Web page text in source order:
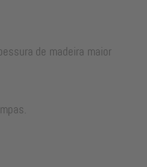
de madeira maior